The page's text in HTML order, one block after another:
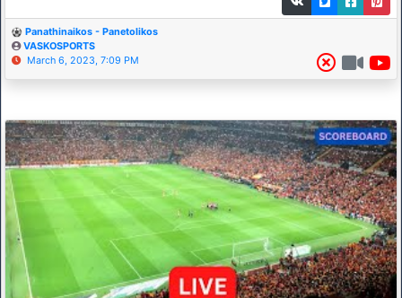
Panathinaikos - Panetolikos
VASKOSPORTS
March 6, 2023, 7:09 PM